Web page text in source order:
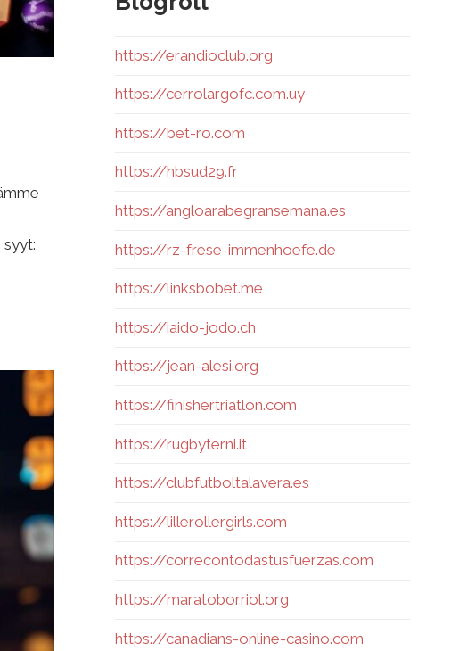
syyt:
https://erandioclub.org
https://cerrolargofc.com.uy
https://bet-ro.com
https://hbsud29.fr
https://angloarabegransemana.es
https://rz-frese-immenhoefe.de
https://linksbobet.me
https://iaido-jodo.ch
https://jean-alesi.org
https://finishertriatlon.com
https://rugbyterni.it
https://clubfutboltalavera.es
https://lillerollergirls.com
https://correcontodastusfuerzas.com
https://maratoborriol.org
https://canadians-online-casino.com